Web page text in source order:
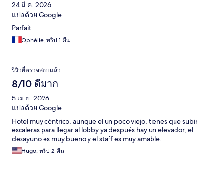
24 มี.ค. 2026
แปลด้วย Google
Parfait
Ophélie, ทริป 1 คืน
รีวิวที่ตรวจสอบแล้ว
8/10 ดีมาก
5 เม.ย. 2026
แปลด้วย Google
Hotel muy céntrico, aunque el un poco viejo, tienes que subir
escaleras para llegar al lobby ya después hay un elevador, el
desayuno es muy bueno y el staff es muy amable.
Hugo, ทริป 2 คืน